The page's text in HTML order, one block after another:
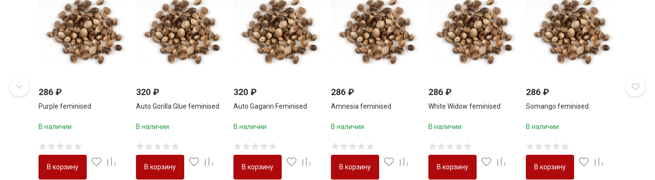
286 ₽
Purple feminised
В наличии
В корзину
320 ₽
Auto Gorilla Glue feminised
В наличии
В корзину
320 ₽
Auto Gagarin Feminised
В наличии
В корзину
286 ₽
Amnesia feminised
В наличии
В корзину
286 ₽
White Widow feminised
В наличии
В корзину
286 ₽
Somango feminised
В наличии
В корзину